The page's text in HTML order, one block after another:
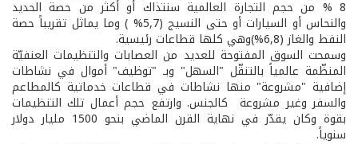
8 % من حجم التجارة العالمية سنتذاك أو أكثر من حصة الحديد
والنحاس أو السيارات أو حتى النسيج (5,7% ) وما يماثل تقريباً حصة
النفط والغاز (6,8%)وهي كلها قطاعات رئيسية.
وسمحت السوق المفتوحة للعديد من العصابات والتنظيمات العنفيّة
المنظّمة عالمياً بالتنقّل "السهل" وبـ "توظيف" أموال في نشاطات
إضافية "مشروعة" منها نشاطات في قطاعات خدماتية كالمطاعم
والسفر وغير مشروعة كالجنس. وارتفع حجم أعمال تلك التنظيمات
بقوة وكان يقدّر في نهاية القرن الماضي بنحو 1500 مليار دولار
سنوياً.